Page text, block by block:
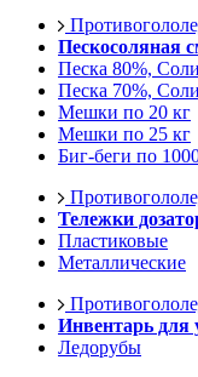
Пескосоляная
Песка 80%,
Песка 70%,
Мешки по 20 кг
Мешки по 25 кг
Биг-беги по
Тележки
Пластиковые
Металлические
Инвентарь для
Ледорубы